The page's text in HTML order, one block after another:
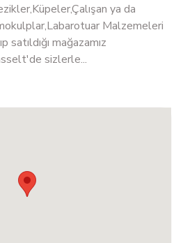
ya da
Malzemeleri
satıldığı mağazamız
sizlerle...